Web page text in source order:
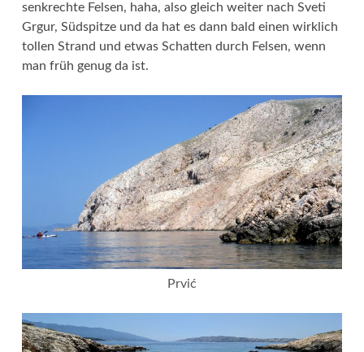
senkrechte Felsen, haha, also gleich weiter nach Sveti
Grgur, Südspitze und da hat es dann bald einen wirklich
tollen Strand und etwas Schatten durch Felsen, wenn
man früh genug da ist.
Prvić